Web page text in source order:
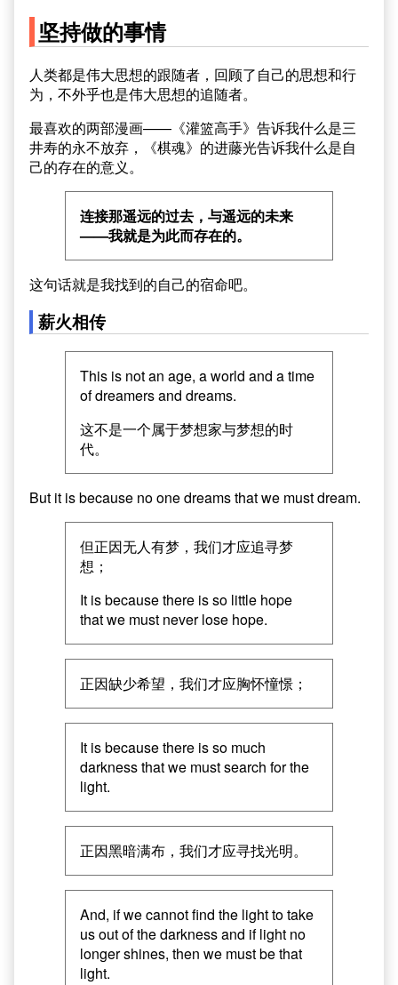
坚持做的事情
人类都是伟大思想的跟随者，回顾了自己的思想和行
为，不外乎也是伟大思想的追随者。
最喜欢的两部漫画——《灌篮高手》告诉我什么是三
井寿的永不放弃，《棋魂》的进藤光告诉我什么是自
己的存在的意义。
连接那遥远的过去，与遥远的未来
——我就是为此而存在的。
这句话就是我找到的自己的宿命吧。
薪火相传
This is not an age, a world and a time
of dreamers and dreams.
这不是一个属于梦想家与梦想的时
代。
But it is because no one dreams that we must dream.
但正因无人有梦，我们才应追寻梦
想；
It is because there is so little hope
that we must never lose hope.
正因缺少希望，我们才应胸怀憧憬；
It is because there is so much
darkness that we must search for the
light.
正因黑暗满布，我们才应寻找光明。
And, if we cannot find the light to take
us out of the darkness and if light no
longer shines, then we must be that
light.